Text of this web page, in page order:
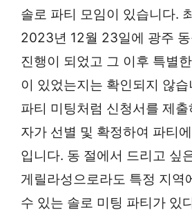
솔로 파티 모임이 있습니다.
2023년 12월 23일에 광주
진행이 되었고 그 이후 특별
이 있었는지는 확인되지 않
파티 미팅처럼 신청서를 제
자가 선별 및 확정하여 파티
입니다. 동 절에서 드리고 싶
게릴라성으로라도 특정 지역
수 있는 솔로 미팅 파티가 있